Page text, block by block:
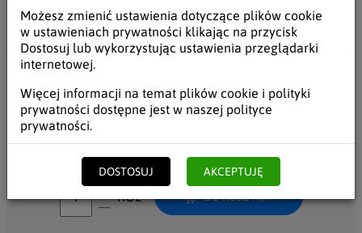
7,10 zł brutto / ROL 5,78 zł netto
ROL DO KOSZYKA
Możesz zmienić ustawienia dotyczące plików cookie
w ustawieniach prywatności klikając na przycisk
Dostosuj lub wykorzystując ustawienia przeglądarki
internetowej.
Więcej informacji na temat plików cookie i polityki
prywatności dostępne jest w naszej polityce
prywatności.
DOSTOSUJ AKCEPTUJĘ